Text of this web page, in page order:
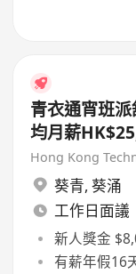
青衣通宵班
均月薪
$8,000#]
葵青, 葵涌
工作日面議
新人獎金
有薪年假16